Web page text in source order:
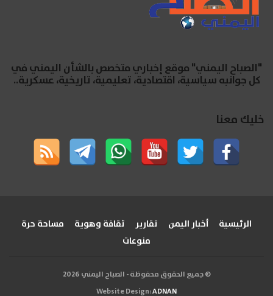
"الصباح اليمني" موقع إخباري متخصص بالشأن اليمني في
كل جوانبه سياسية، اقتصادية، تعليمية، تاريخية، عسكرية..
خليك معنا
الرئيسية أخبار اليمن تقارير ثقافة وهوية
مساحة حرة
منوعات
© جميع الحقوق محفوظة - الصباح اليمني 2026
Website Design:ADNAN